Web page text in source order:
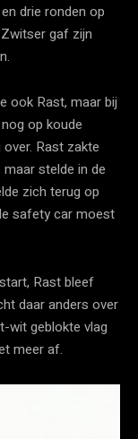
drie ronden op
gaf zijn
ook Rast, maar bij
op koude
Rast zakte
stelde in de
zich terug op
safety car moest
Rast bleef
daar anders over
wit geblokte vlag
meer af.